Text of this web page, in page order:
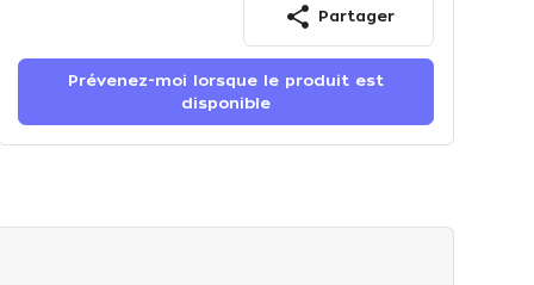
share Partager
Prévenez-moi lorsque le produit est
disponible